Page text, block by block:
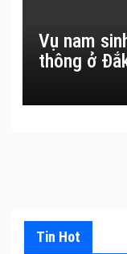
Vụ nam
thông ở
Tin Hot